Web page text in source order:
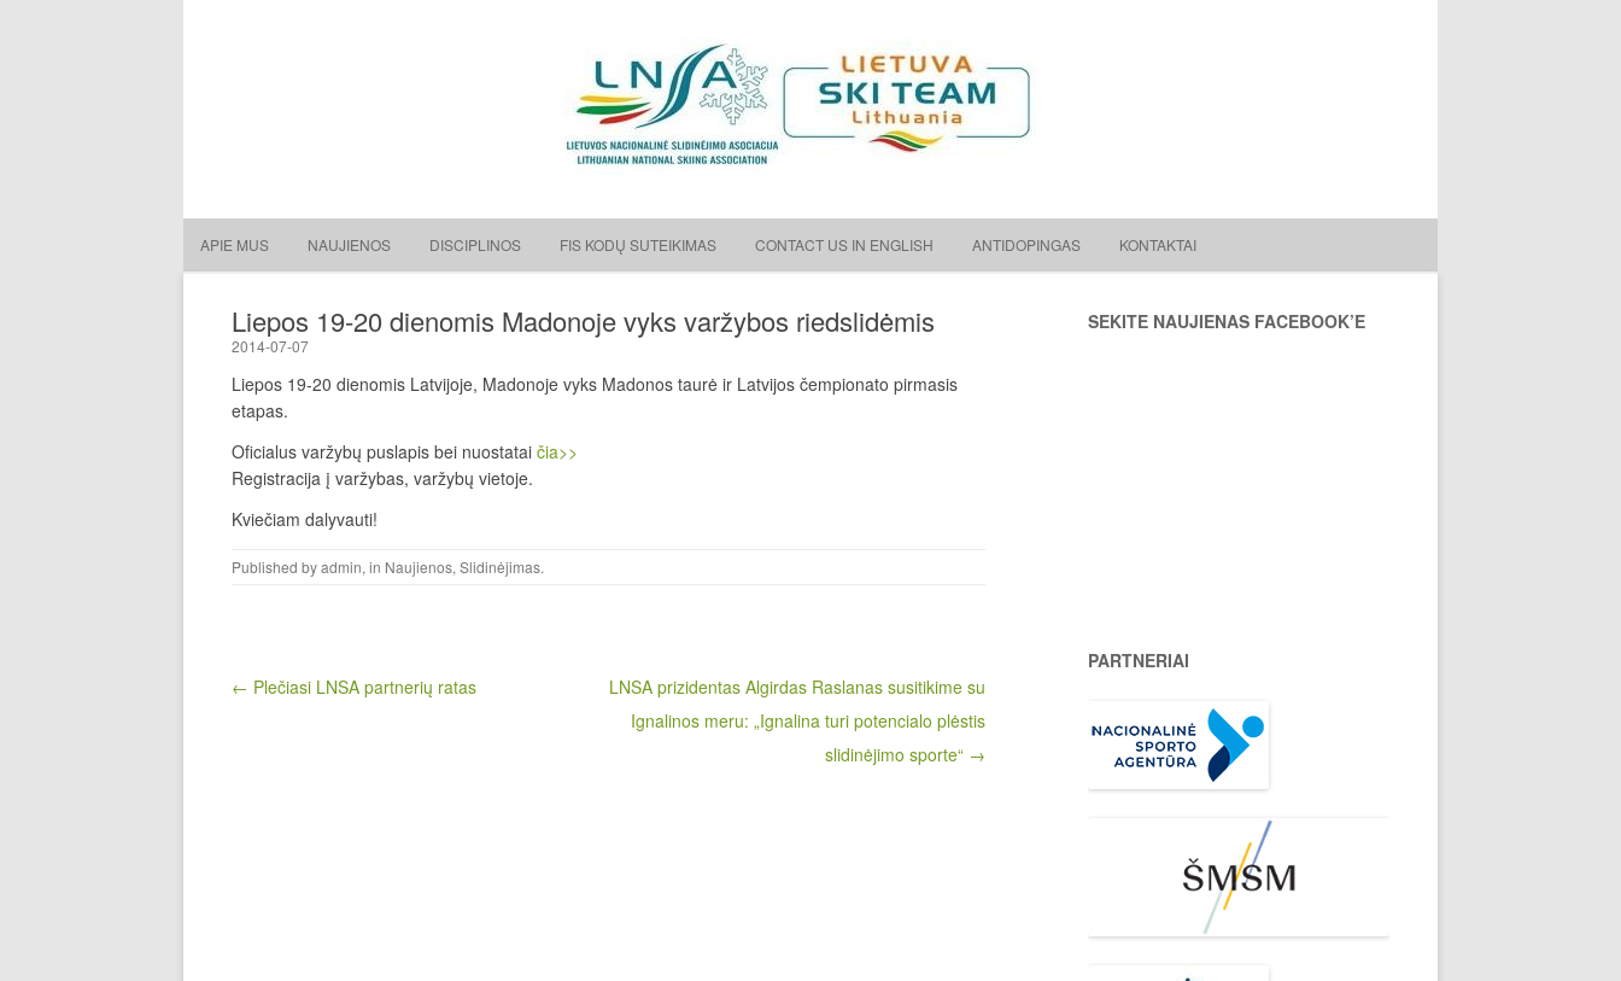
Lietuvos nacionalinė slidinėjimo asociacija
APIE MUS NAUJIENOS DISCIPLINOS FIS KODŲ SUTEIKIMAS CONTACT US IN ENGLISH ANTIDOPINGAS KONTAKTAI
Liepos 19-20 dienomis Madonoje vyks varžybos riedslidėmis
2014-07-07
Liepos 19-20 dienomis Latvijoje, Madonoje vyks Madonos taurė ir Latvijos čempionato pirmasis
etapas.
Oficialus varžybų puslapis bei nuostatai čia>>
Registracija į varžybas, varžybų vietoje.
Kviečiam dalyvauti!
Published byadmin, in Naujienos, Slidinėjimas.
Post navigation
← Plečiasi LNSA partnerių ratas
LNSA prizidentas Algirdas Raslanas susitikime su
Ignalinos meru: „Ignalina turi potencialo plėstis
slidinėjimo sporte“ →
SEKITE NAUJIENAS FACEBOOK’E
PARTNERIAI